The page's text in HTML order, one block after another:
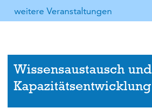
weitere Veranstaltungen
Wissensaustausch und
Kapazitätsentwicklung